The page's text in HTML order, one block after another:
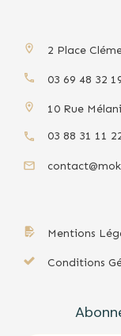
2 Place
03 69 48 32
10 Rue
03 88 31 11
Mentions
Conditions